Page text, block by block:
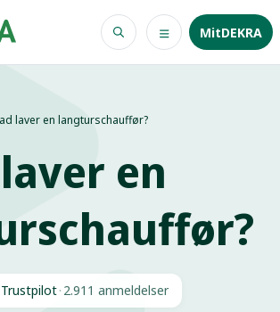
MitDEKRA
laver en langturschauffør?
en
· 2.911 anmeldelser